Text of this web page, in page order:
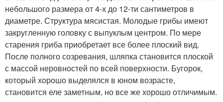
небольшого размера от 4-х до 12-ти сантиметров в
диаметре. Структура мясистая. Молодые грибы имеют
закругленную головку с выпуклым центром. По мере
старения гриба приобретает все более плоский вид.
После полного созревания, шляпка становится плоской
с массой неровностей по всей поверхности. Бугорок,
который хорошо выделялся в юном возрасте,
становится еле заметным, но все же хорошо отличимым.